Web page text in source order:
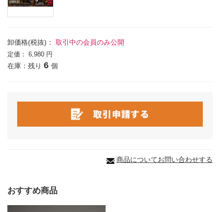
卸価格(税抜)： 取引中の会員のみ公開
定価： 6,980 円
在庫：残り 6 個
商品についてお問い合わせする
おすすめ商品